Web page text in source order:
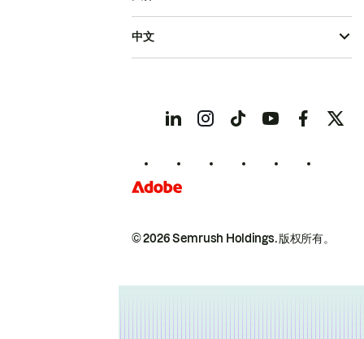
© 2026 Semrush Holdings.版权所有。
中文